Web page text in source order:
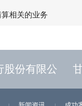
相关的业务
份有限公